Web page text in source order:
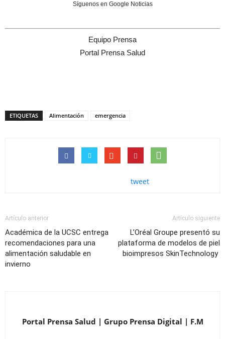
Síguenos en Google Noticias
Equipo Prensa
Portal Prensa Salud
ETIQUETAS Alimentación emergencia
tweet
Artículo anterior
Académica de la UCSC entrega
recomendaciones para una
alimentación saludable en
invierno
Artículo siguiente
L’Oréal Groupe presentó su
plataforma de modelos de piel
bioimpresos SkinTechnology
Portal Prensa Salud | Grupo Prensa Digital | F.M